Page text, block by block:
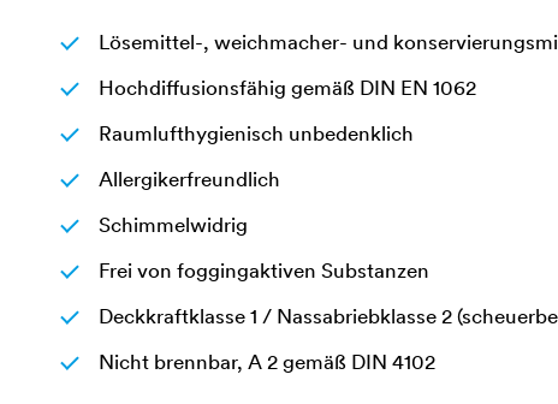
Lösemittel-, weichmacher- und
Hochdiffusionsfähig gemäß DIN EN 1062
Raumlufthygienisch unbedenklich
Allergikerfreundlich
Schimmelwidrig
Frei von foggingaktiven Substanzen
Deckkraftklasse 1 / Nassabriebklasse 2
Nicht brennbar, A 2 gemäß DIN 4102